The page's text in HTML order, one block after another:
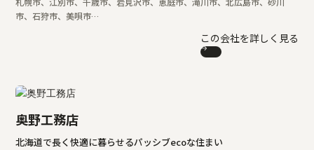
市、石狩市、美唄市…
この会社を詳しく見る
奥野工務店
北海道で長く快適に暮らせるパッシブecoな住まい